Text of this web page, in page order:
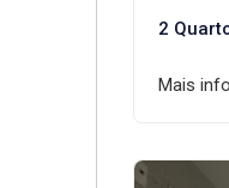
2
Mais